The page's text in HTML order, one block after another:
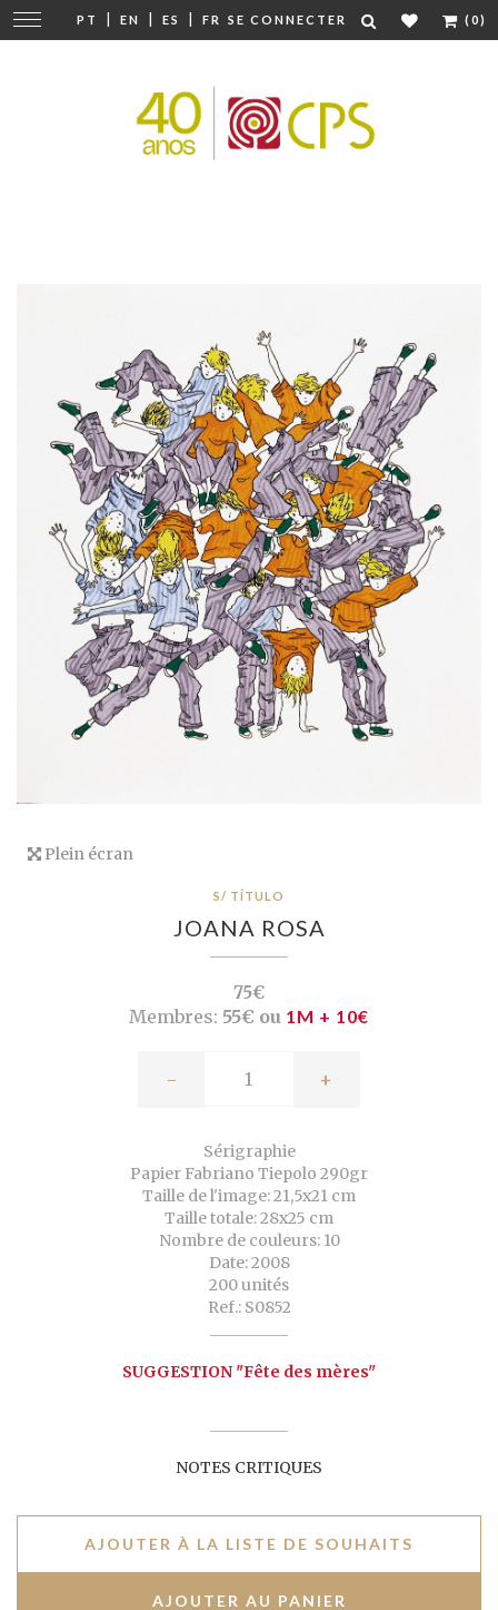
PT | EN | ES | FR SE CONNECTER (0)
Modifier
la
Plein écran
S/ TÍTULO
JOANA ROSA
75€
Membres: 55€ ou 1M + 10€
- +
Sérigraphie
Papier Fabriano Tiepolo 290gr
Taille de l'image: 21,5x21 cm
Taille totale: 28x25 cm
Nombre de couleurs: 10
Date: 2008
200 unités
Ref.: S0852
SUGGESTION "Fête des mères"
NOTES CRITIQUES
AJOUTER À LA LISTE DE SOUHAITS